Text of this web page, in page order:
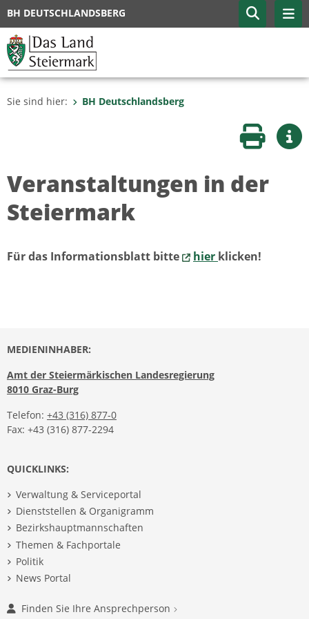
BH DEUTSCHLANDSBERG
Sie sind hier: BH Deutschlandsberg
Seite
Veranstaltungen in der
Steiermark
Für das Informationsblatt bitte hier klicken!
MEDIENINHABER:
Amt der Steiermärkischen Landesregierung
8010 Graz-Burg
Telefon: +43 (316) 877-0
Fax: +43 (316) 877-2294
QUICKLINKS:
Verwaltung & Serviceportal
Dienststellen & Organigramm
Bezirkshauptmannschaften
Themen & Fachportale
Politik
News Portal
Finden Sie Ihre Ansprechperson